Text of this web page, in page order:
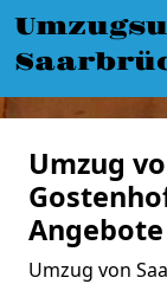
Umzug
Angebote
Umzug von